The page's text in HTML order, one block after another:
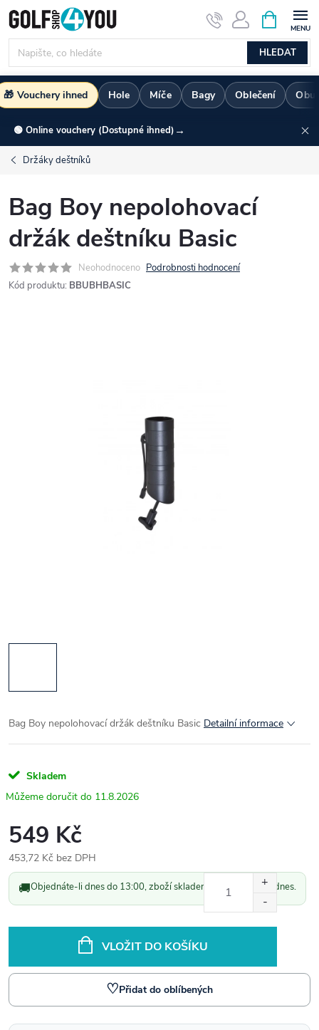
Přejít
na
obsah
HLEDAT
NÁKUPNÍ
KOŠÍK
🎁 Vouchery ihned Hole Míče Bagy Oblečení
🟢 Online vouchery (Dostupné ihned) →
Držáky deštníků
Bag Boy nepolohovací
držák deštníku Basic
Neohodnoceno Podrobnosti hodnocení
Kód produktu: BBUBHBASIC
Bag Boy nepolohovací držák deštníku Basic Detailní informace
Skladem
11.8.2026
549 Kč
453,72 Kč bez DPH
Měrná
cena:
🚚Objednáte-li dnes do 13:00, zboží skladem odešleme ještě dnes.
VLOŽIT DO KOŠÍKU
♡Přidat do oblíbených